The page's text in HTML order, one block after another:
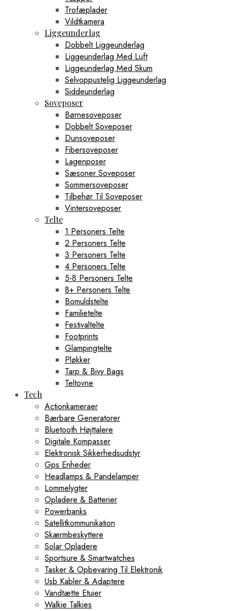
Trofæplader
Vildtkamera
Liggeunderlag
Dobbelt Liggeunderlag
Liggeunderlag Med Luft
Liggeunderlag Med Skum
Selvoppustelig Liggeunderlag
Siddeunderlag
Soveposer
Børnesoveposer
Dobbelt Soveposer
Dunsoveposer
Fibersoveposer
Lagenposer
Sæsoner Soveposer
Sommersoveposer
Tilbehør Til Soveposer
Vintersoveposer
Telte
1 Personers Telte
2 Personers Telte
3 Personers Telte
4 Personers Telte
5-8 Personers Telte
8+ Personers Telte
Bomuldstelte
Familietelte
Festivaltelte
Footprints
Glampingtelte
Pløkker
Tarp & Bivy Bags
Teltovne
Tech
Actionkameraer
Bærbare Generatorer
Bluetooth Højttalere
Digitale Kompasser
Elektronisk Sikkerhedsudstyr
Gps Enheder
Headlamps & Pandelamper
Lommelygter
Opladere & Batterier
Powerbanks
Satellitkommunikation
Skærmbeskyttere
Solar Opladere
Sportsure & Smartwatches
Tasker & Opbevaring Til Elektronik
Usb Kabler & Adaptere
Vandtætte Etuier
Walkie Talkies